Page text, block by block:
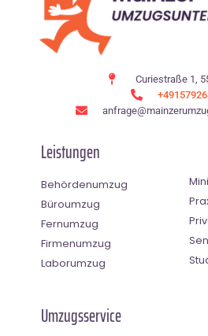
Curiestraße 1,
Leistungen
Behördenumzug
Büroumzug
Fernumzug
Firmenumzug
Laborumzug
Umzugsservice